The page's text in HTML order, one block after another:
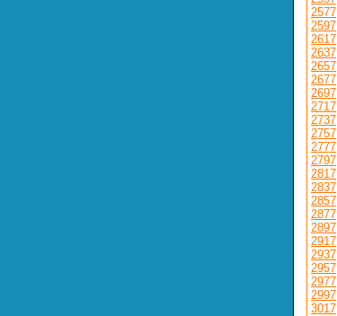
2577
2597
2617
2637
2657
2677
2697
2717
2737
2757
2777
2797
2817
2837
2857
2877
2897
2917
2937
2957
2977
2997
3017